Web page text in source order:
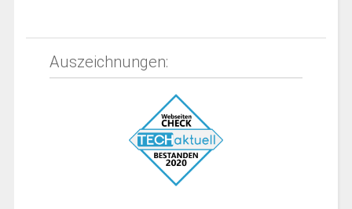
Auszeichnungen: